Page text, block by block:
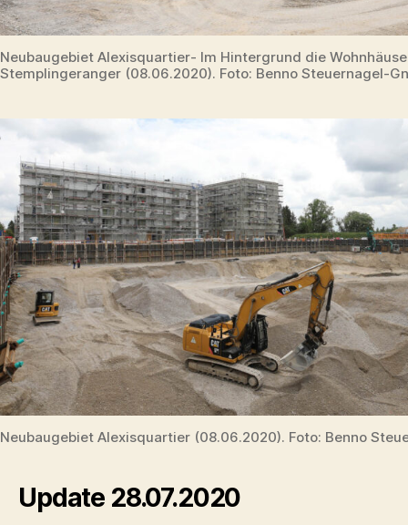
Neubaugebiet Alexisquartier- Im Hintergrund die
Stemplingeranger (08.06.2020). Foto: Benno Steuernagel-
Neubaugebiet Alexisquartier (08.06.2020). Foto: Benno
Update 28.07.2020